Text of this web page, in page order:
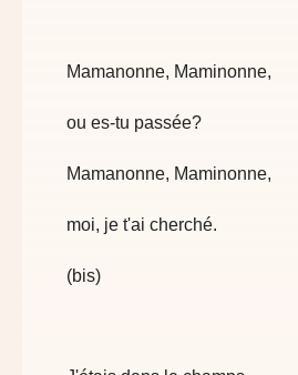
Mamanonne, Maminonne,
ou es-tu passée?
Mamanonne, Maminonne,
moi, je t'ai cherché.
(bis)